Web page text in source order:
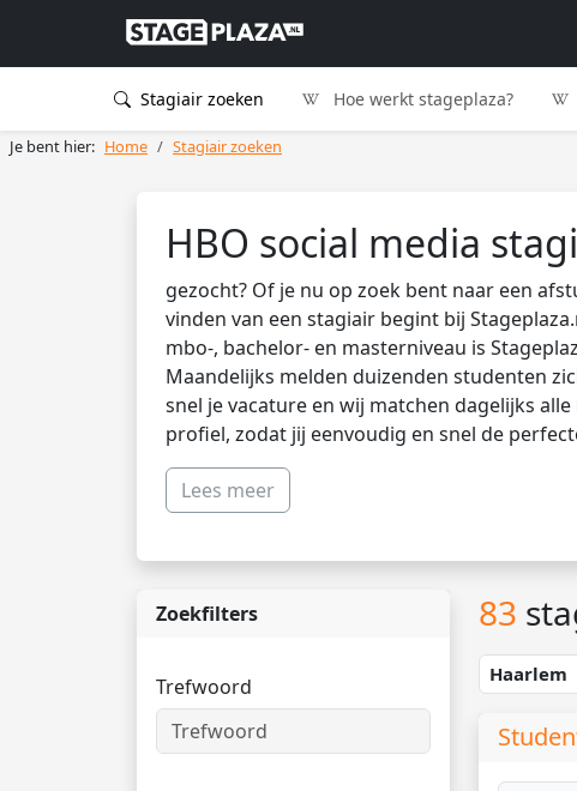
Stagiair zoeken Hoe werkt stageplaza?
Je bent hier: Home Stagiair zoeken
HBO social media
gezocht? Of je nu op zoek bent naar een
vinden van een stagiair begint bij
mbo-, bachelor- en masterniveau is
Maandelijks melden duizenden studenten
snel je vacature en wij matchen dagelijks
profiel, zodat jij eenvoudig en snel de
Lees meer
Zoekfilters
Trefwoord
83
Haarlem